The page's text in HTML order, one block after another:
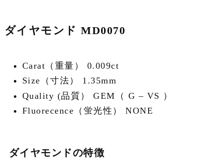
ダイヤモンド MD0070
Carat（重量） 0.009ct
Size（寸法） 1.35mm
Quality (品質） GEM（ G – VS ）
Fluorecence（蛍光性） NONE
ダイヤモンドの特徴